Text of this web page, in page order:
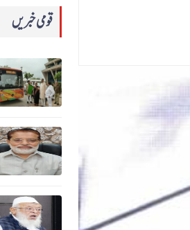
قومی خبریں